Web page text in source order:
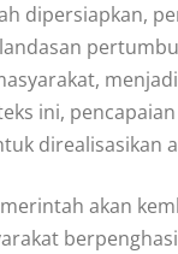
dipersiapkan,
ini,
akan